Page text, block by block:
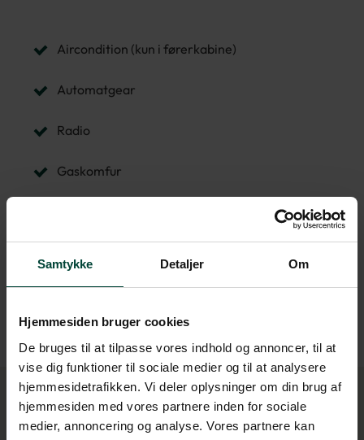
Samtykke Detaljer Om
Hjemmesiden bruger cookies
De bruges til at tilpasse vores indhold og annoncer, til at
vise dig funktioner til sociale medier og til at analysere
hjemmesidetrafikken. Vi deler oplysninger om din brug af
hjemmesiden med vores partnere inden for sociale
medier, annoncering og analyse. Vores partnere kan
Aircondition (kun i førerkabine)
Automatgear
Radio
Gaskomfur
Self contained toilet (tørkloset)